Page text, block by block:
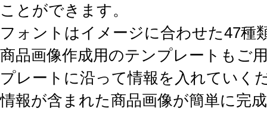
ことができます。
フォントはイメージに合わせた47種
商品画像作成用のテンプレートもご
プレートに沿って情報を入れていく
情報が含まれた商品画像が簡単に完